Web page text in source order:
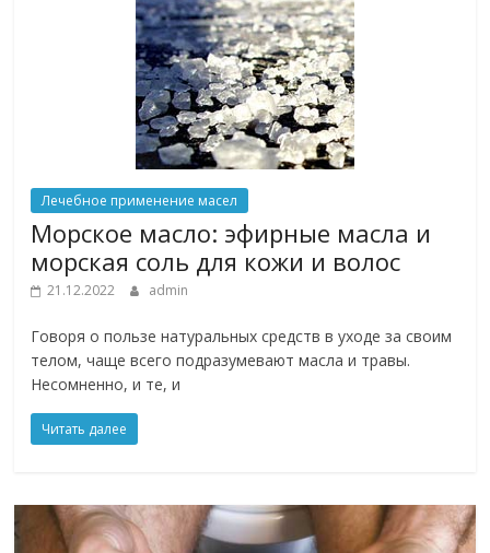
Лечебное применение масел
Морское масло: эфирные масла и
морская соль для кожи и волос
21.12.2022 admin
Говоря о пользе натуральных средств в уходе за своим
телом, чаще всего подразумевают масла и травы.
Несомненно, и те, и
Читать далее